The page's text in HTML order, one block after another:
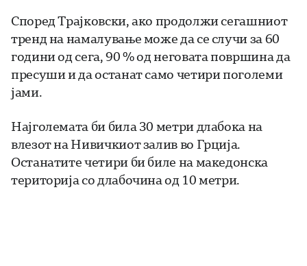
Според Трајковски, ако продолжи сегашниот
тренд на намалување може да се случи за 60
години од сега, 90 % од неговата површина да
пресуши и да останат само четири поголеми
јами.
Најголемата би била 30 метри длабока на
влезот на Нивичкиот залив во Грција.
Останатите четири би биле на македонска
територија со длабочина од 10 метри.